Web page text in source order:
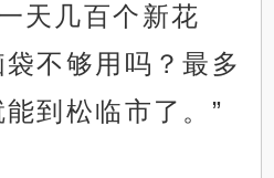
天几百个新花
不够用吗？最多
到松临市了。”